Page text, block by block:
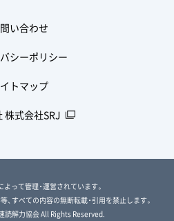
い合わせ
シーポリシー
トマップ
株式会社SRJ
よって管理・運営されています。
、すべての内容の無断転載・引用を禁止します。
読解力協会 All Rights Reserved.